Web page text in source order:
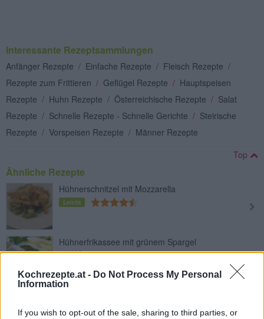
Kochrezepte.at - Do Not Process My Personal
Information
If you wish to opt-out of the sale, sharing to third parties, or
Interessante Rezeptsammlungen
Anfänger Rezepte / Einfache Rezepte / Fleisch Rezepte /
Rezepte zum Frittieren / Geflügel Rezepte / Hauptspeisen
Rezepte / Huhn Rezepte / Österreichische Rezepte / Salat
Rezepte / Schnelle Rezepte - Schnelle Gerichte / Steirische
Rezepte / Vorspeisen Rezepte / Männer Rezepte
Top
Ähnliche Rezepte
Hühnerschnitzel mit Mozzarella
Leicht
Hühnerfrikassee mit grünem Spargel
und Kapern
Leicht